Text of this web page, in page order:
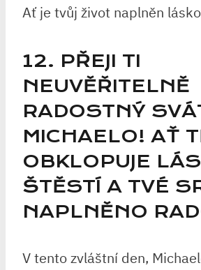
Ať je tvůj život naplněn
12. PŘEJI TI
NEUVĚŘITELNĚ
RADOSTNÝ
MICHAELO! AŤ
OBKLOPUJE
ŠTĚSTÍ A TVÉ
NAPLNĚNO
V tento zvláštní den,